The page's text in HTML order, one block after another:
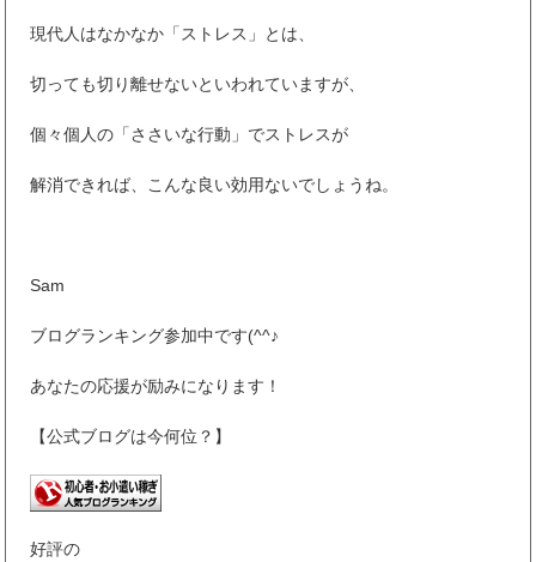
現代人はなかなか「ストレス」とは、
切っても切り離せないといわれていますが、
個々個人の「ささいな行動」でストレスが
解消できれば、こんな良い効用ないでしょうね。
Sam
ブログランキング参加中です(^^♪
あなたの応援が励みになります！
【公式ブログは今何位？】
好評の